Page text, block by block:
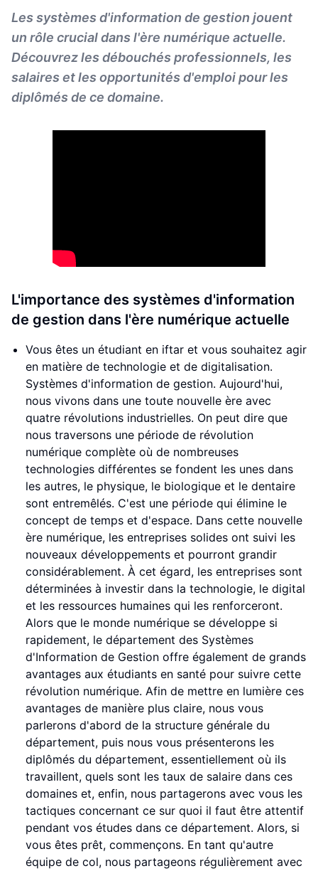
Les systèmes d'information de gestion jouent
un rôle crucial dans l'ère numérique actuelle.
Découvrez les débouchés professionnels, les
salaires et les opportunités d'emploi pour les
diplômés de ce domaine.
L'importance des systèmes d'information
de gestion dans l'ère numérique actuelle
Vous êtes un étudiant en iftar et vous souhaitez agir
en matière de technologie et de digitalisation.
Systèmes d'information de gestion. Aujourd'hui,
nous vivons dans une toute nouvelle ère avec
quatre révolutions industrielles. On peut dire que
nous traversons une période de révolution
numérique complète où de nombreuses
technologies différentes se fondent les unes dans
les autres, le physique, le biologique et le dentaire
sont entremêlés. C'est une période qui élimine le
concept de temps et d'espace. Dans cette nouvelle
ère numérique, les entreprises solides ont suivi les
nouveaux développements et pourront grandir
considérablement. À cet égard, les entreprises sont
déterminées à investir dans la technologie, le digital
et les ressources humaines qui les renforceront.
Alors que le monde numérique se développe si
rapidement, le département des Systèmes
d'Information de Gestion offre également de grands
avantages aux étudiants en santé pour suivre cette
révolution numérique. Afin de mettre en lumière ces
avantages de manière plus claire, nous vous
parlerons d'abord de la structure générale du
département, puis nous vous présenterons les
diplômés du département, essentiellement où ils
travaillent, quels sont les taux de salaire dans ces
domaines et, enfin, nous partagerons avec vous les
tactiques concernant ce sur quoi il faut être attentif
pendant vos études dans ce département. Alors, si
vous êtes prêt, commençons. En tant qu'autre
équipe de col, nous partageons régulièrement avec